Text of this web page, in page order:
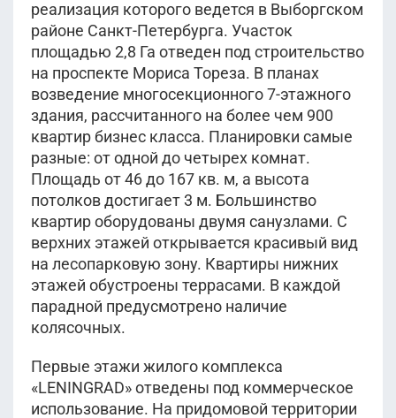
реализация которого ведется в Выборгском
районе Санкт-Петербурга. Участок
площадью 2,8 Га отведен под строительство
на проспекте Мориса Тореза. В планах
возведение многосекционного 7-этажного
здания, рассчитанного на более чем 900
квартир бизнес класса. Планировки самые
разные: от одной до четырех комнат.
Площадь от 46 до 167 кв. м, а высота
потолков достигает 3 м. Большинство
квартир оборудованы двумя санузлами. С
верхних этажей открывается красивый вид
на лесопарковую зону. Квартиры нижних
этажей обустроены террасами. В каждой
парадной предусмотрено наличие
колясочных.
Первые этажи жилого комплекса
«LENINGRAD» отведены под коммерческое
использование. На придомовой территории